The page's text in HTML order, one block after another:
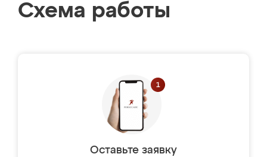
Схема работы
Оставьте заявку